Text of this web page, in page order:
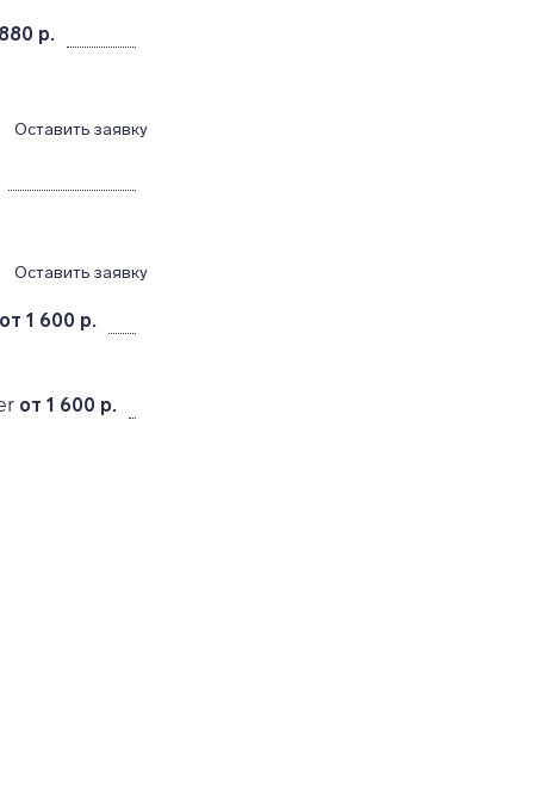
р.
Оставить заявку
Оставить заявку
от 1 600 р.
от 1 600 р.